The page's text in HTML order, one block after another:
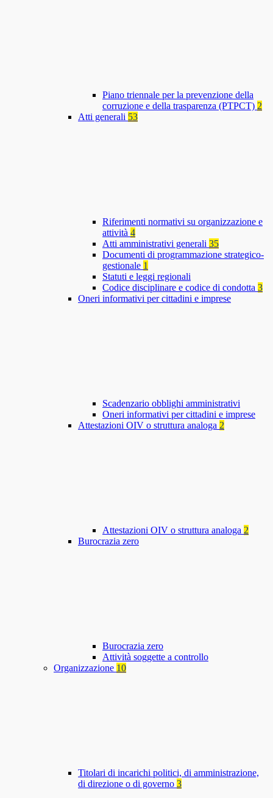
Piano triennale per la prevenzione della
corruzione e della trasparenza (PTPCT) 2
Atti generali 53
Riferimenti normativi su organizzazione e
attività 4
Atti amministrativi generali 35
Documenti di programmazione strategico-
gestionale 1
Statuti e leggi regionali
Codice disciplinare e codice di condotta 3
Oneri informativi per cittadini e imprese
Scadenzario obblighi amministrativi
Oneri informativi per cittadini e imprese
Attestazioni OIV o struttura analoga 2
Attestazioni OIV o struttura analoga 2
Burocrazia zero
Burocrazia zero
Attività soggette a controllo
Organizzazione 10
Titolari di incarichi politici, di amministrazione,
di direzione o di governo 3